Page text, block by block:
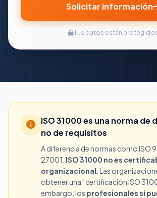
Solicitar información
Tus datos están
ISO 31000 es una norma de
no de requisitos
A diferencia de normas como ISO
27001, ISO 31000 no es
organizacional . Las
obtener una “certificación ISO
embargo, los profesionales sí